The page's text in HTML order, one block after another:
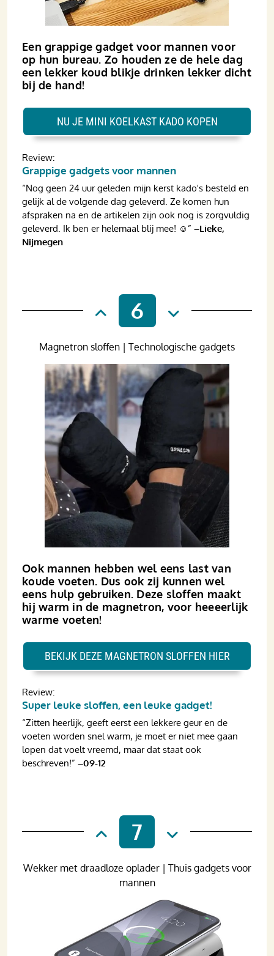
Een grappige gadget voor mannen voor
op hun bureau. Zo houden ze de hele dag
een lekker koud blikje drinken lekker dicht
bij de hand!
Review:
Grappige gadgets voor mannen
“Nog geen 24 uur geleden mijn kerst kado's besteld en
gelijk al de volgende dag geleverd. Ze komen hun
afspraken na en de artikelen zijn ook nog is zorgvuldig
geleverd. Ik ben er helemaal blij mee! ☺️” –Lieke,
Nijmegen
NU JE MINI KOELKAST KADO KOPEN
6
Ook mannen hebben wel eens last van
koude voeten. Dus ook zij kunnen wel
eens hulp gebruiken. Deze sloffen maakt
hij warm in de magnetron, voor heeeerlijk
warme voeten!
Magnetron sloffen | Technologische gadgets
Review:
Super leuke sloffen, een leuke gadget!
“Zitten heerlijk, geeft eerst een lekkere geur en de
voeten worden snel warm, je moet er niet mee gaan
lopen dat voelt vreemd, maar dat staat ook
beschreven!” –09-12
BEKIJK DEZE MAGNETRON SLOFFEN HIER
7
Wekker met draadloze oplader | Thuis gadgets voor
mannen